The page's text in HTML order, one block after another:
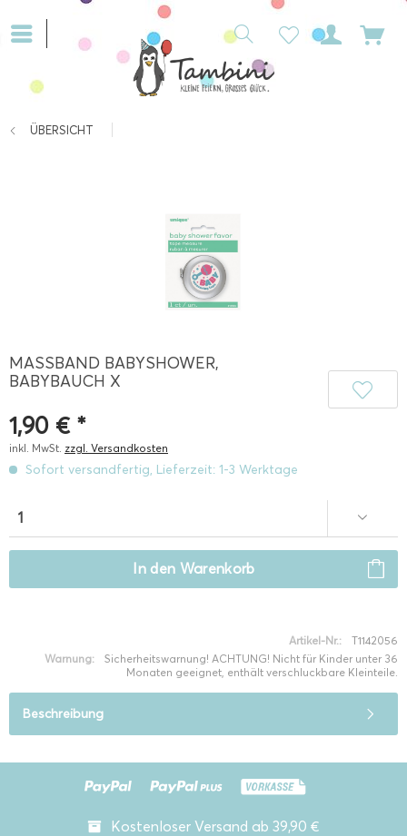
ÜBERSICHT
MASSBAND BABYSHOWER, B
ABYBAUCH X
1,90 € *
inkl. MwSt. zzgl. Versandkosten
Sofort versandfertig, Lieferzeit: 1-3 Werktage
In den Warenkorb
Artikel-Nr.:
T1142056
Warnung:
Sicherheitswarnung! ACHTUNG! Nicht für Kinder unter 36
Monaten geeignet, enthält verschluckbare Kleinteile.
Beschreibung
Kostenloser Versand ab 39,90 €